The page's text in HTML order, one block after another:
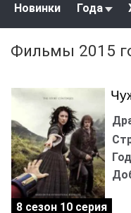
Новинки Года
Фильмы 2015
8 сезон 10 серия